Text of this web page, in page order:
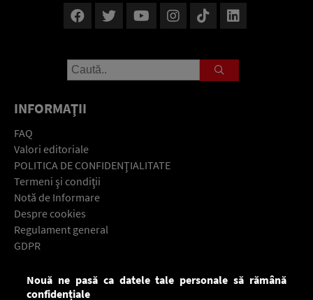
INFORMAŢII
FAQ
Valori editoriale
POLITICA DE CONFIDENŢIALITATE
Termeni şi condiţii
Notă de Informare
Despre cookies
Regulament general
GDPR
Descarcă gratuit aplicaţia Europa FM pentru smartphone:
Nouă ne pasă ca datele tale personale să rămână
confidențiale